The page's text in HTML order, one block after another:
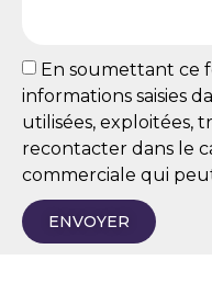
En soumettant ce
informations saisies
utilisées, exploitées,
recontacter dans le
commerciale qui
ENVOYER